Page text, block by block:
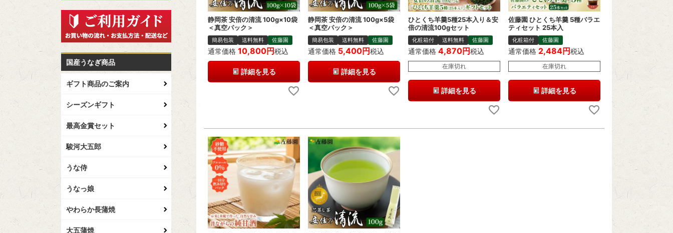
国産うなぎ商品
ギフト商品のご案内
シーズンギフト
最高金賞セット
駿河大五郎
うな侍
うなっ娘
やわらか長蒲焼
大五蒲焼
静岡茶 安倍の清流 100g×10袋
＜真空パック＞
簡易包装 送料無料 佐藤園
通常価格 10,800 税込
詳細を見る
静岡茶 安倍の清流 100g×5袋
＜真空パック＞
簡易包装 送料無料 佐藤園
通常価格 5,400 税込
詳細を見る
ひとくち羊羹5種25本入り＆安
倍の清流100gセット
化粧箱付 送料無料 佐藤園
通常価格 4,870 税込
在庫切れ
詳細を見る
佐藤園 ひとくち羊羹 5種バラエ
ティセット 25本入
化粧箱付 佐藤園
通常価格 2,484 税込
在庫切れ
詳細を見る